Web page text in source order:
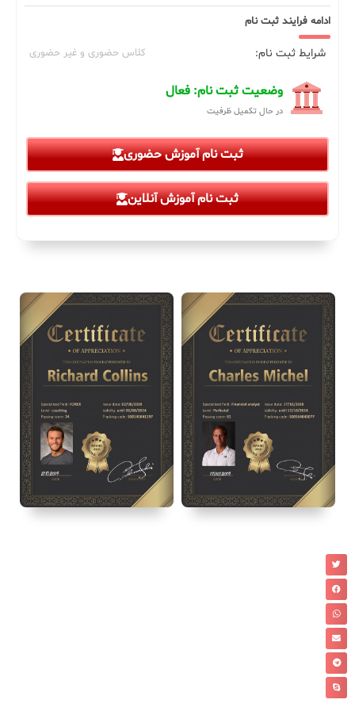
ادامه فرایند ثبت نام
شرایط ثبت نام: کلاس حضوری و غیر حضوری
وضعیت ثبت نام: فعال
در حال تکمیل ظرفیت
ثبت نام آموزش حضوری
ثبت نام آموزش آنلاین